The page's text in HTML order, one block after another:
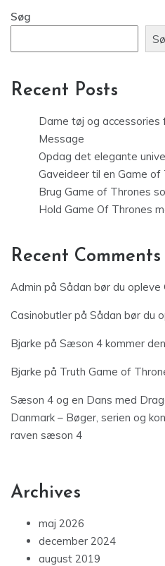
Søg
Recent Posts
Dame tøj og accessories
Message
Opdag det elegante
Gaveideer til en Game of
Brug Game of Thrones
Hold Game Of Thrones
Recent Comments
Admin på Sådan bør du
Casinobutler på Sådan bør du
Bjarke på Sæson 4 kommer
Bjarke på Truth Game of
Sæson 4 og en Dans med
Danmark – Bøger, serien og
raven sæson 4
Archives
maj 2026
december 2024
august 2019